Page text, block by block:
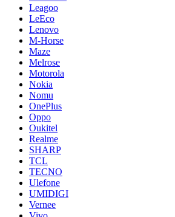
Leagoo
LeEco
Lenovo
M-Horse
Maze
Melrose
Motorola
Nokia
Nomu
OnePlus
Oppo
Oukitel
Realme
SHARP
TCL
TECNO
Ulefone
UMIDIGI
Vernee